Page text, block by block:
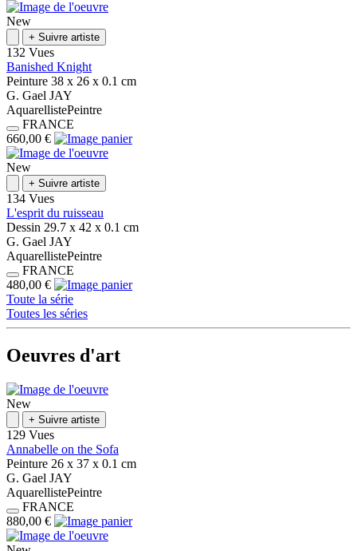
New
+ Suivre artiste
132 Vues
Banished Knight
Peinture 38 x 26 x 0.1 cm
G. Gael JAY
AquarellistePeintre
FRANCE
660,00 €
New
+ Suivre artiste
134 Vues
L'esprit du ruisseau
Dessin 29.7 x 42 x 0.1 cm
G. Gael JAY
AquarellistePeintre
FRANCE
480,00 €
Toute la série
Toutes les séries
Oeuvres d'art
New
+ Suivre artiste
129 Vues
Annabelle on the Sofa
Peinture 26 x 37 x 0.1 cm
G. Gael JAY
AquarellistePeintre
FRANCE
880,00 €